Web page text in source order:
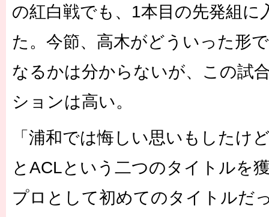
の紅白戦でも、1本目の先発組に
た。今節、高木がどういった形
なるかは分からないが、この試
ションは高い。
「浦和では悔しい思いもしたけ
とACLという二つのタイトルを
プロとして初めてのタイトルだ